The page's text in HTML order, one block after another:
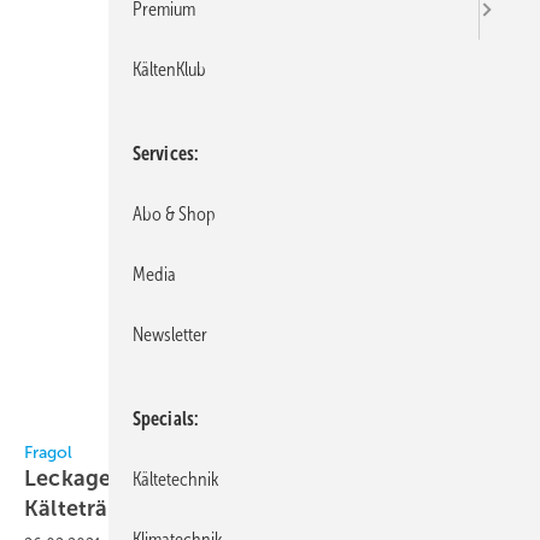
Fragol
Leckageüberwachung mit fluoreszierenden
Kälteträgern
Premium
KältenKlub
Services
Abo & Shop
Media
Newsletter
Specials
Kältetechnik